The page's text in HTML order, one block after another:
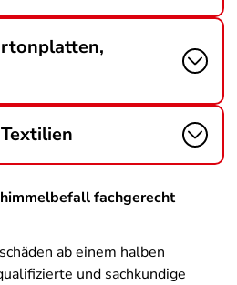
fachgerecht
ab einem halben
und sachkundige